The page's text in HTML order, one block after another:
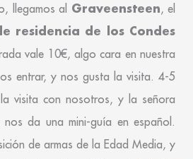
llegamos al Graveensteen, el
residencia de los Condes
vale 10€, algo cara en nuestra
entrar, y nos gusta la visita. 4-5
visita con nosotros, y la señora
da una mini-guía en español.
de armas de la Edad Media, y